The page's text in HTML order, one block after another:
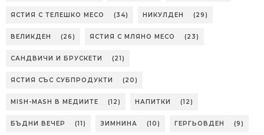
ЯСТИЯ С ТЕЛЕШКО МЕСО (34) НИКУЛДЕН (29)
ВЕЛИКДЕН (26) ЯСТИЯ С МЛЯНО МЕСО (23)
САНДВИЧИ И БРУСКЕТИ (21)
ЯСТИЯ СЪС СУБПРОДУКТИ (20)
MISH-MASH В МЕДИИТЕ (12) НАПИТКИ (12)
БЪДНИ ВЕЧЕР (11) ЗИМНИНА (10) ГЕРГЬОВДЕН (9)